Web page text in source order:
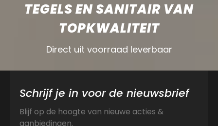
TEGELS EN SANITAIR VAN
TOPKWALITEIT
Direct uit voorraad leverbaar
Schrijf je in voor de nieuwsbrief
Blijf op de hoogte van nieuwe acties &
aanbiedingen.